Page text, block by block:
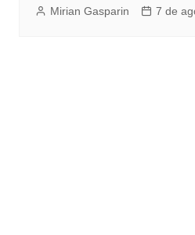
Mirian Gasparin 7 de